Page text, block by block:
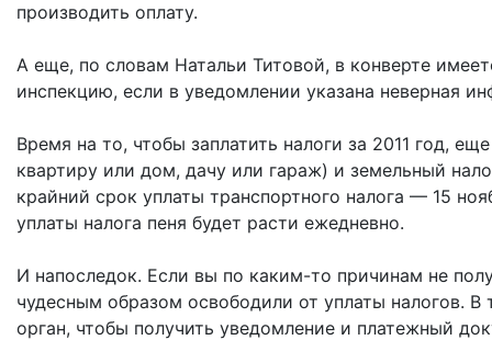
производить оплату.
А еще, по словам Натальи Титовой, в конверте
инспекцию, если в уведомлении указана неверная
Время на то, чтобы заплатить налоги за 2011 год,
квартиру или дом, дачу или гараж) и земельный
крайний срок уплаты транспортного налога — 15
уплаты налога пеня будет расти ежедневно.
И напоследок. Если вы по каким-то причинам не
чудесным образом освободили от уплаты налогов.
орган, чтобы получить уведомление и платежный